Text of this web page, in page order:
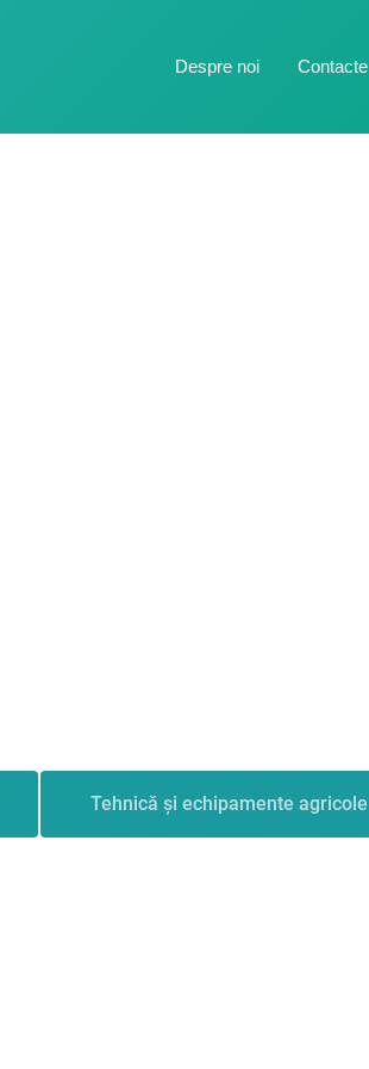
Despre noi Contacte
Tehnică și echipamente agricole